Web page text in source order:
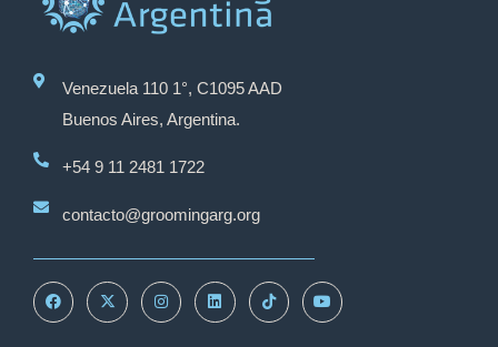
Venezuela 110 1°, C1095 AAD
Buenos Aires, Argentina.
+54 9 11 2481 1722
contacto@groomingarg.org